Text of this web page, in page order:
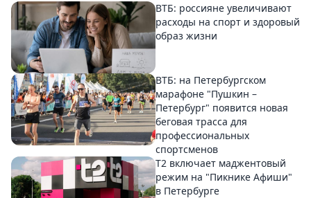
ВТБ: россияне увеличивают
расходы на спорт и здоровый
образ жизни
ВТБ: на Петербургском
марафоне "Пушкин –
Петербург" появится новая
беговая трасса для
профессиональных
спортсменов
Т2 включает маджентовый
режим на "Пикнике Афиши"
в Петербурге